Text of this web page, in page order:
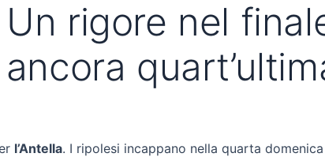
rigore nel
l’Antella. I ripolesi incappano nella quarta